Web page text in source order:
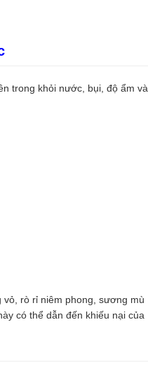
trong khỏi nước, bụi, độ ẩm và
rò rỉ niêm phong, sương mù
có thể dẫn đến khiếu nại của